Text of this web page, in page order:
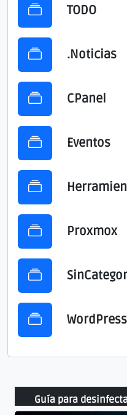
TODO
.Noticias
CPanel
Eventos
Proxmox
WordPress
Guía para